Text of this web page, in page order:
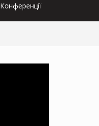
Конференції